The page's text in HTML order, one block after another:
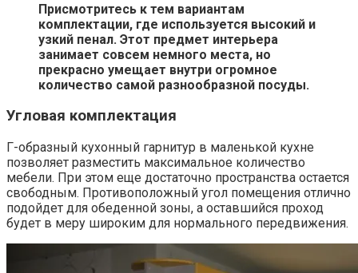
Присмотритесь к тем вариантам
комплектации, где используется высокий и
узкий пенал. Этот предмет интерьера
занимает совсем немного места, но
прекрасно умещает внутри огромное
количество самой разнообразной посуды.
Угловая комплектация
Г-образный кухонный гарнитур в маленькой кухне
позволяет разместить максимальное количество
мебели. При этом еще достаточно пространства остается
свободным. Противоположный угол помещения отлично
подойдет для обеденной зоны, а оставшийся проход
будет в меру широким для нормального передвижения.